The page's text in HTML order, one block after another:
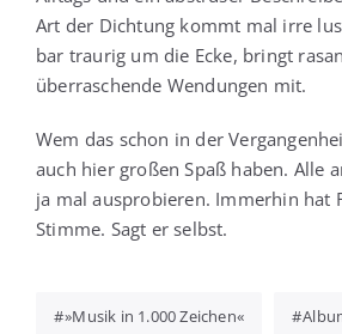
Art der Dich­tung kommt mal irre
bar trau­rig um die Ecke, bringt
über­ra­schen­de Wen­dun­gen mit.
Wem das schon in der
auch hier gro­ßen Spaß haben. Alle
ja mal aus­pro­bie­ren. Immer­hin hat
Stim­me. Sagt er selbst.
»Musik in 1.000 Zeichen«